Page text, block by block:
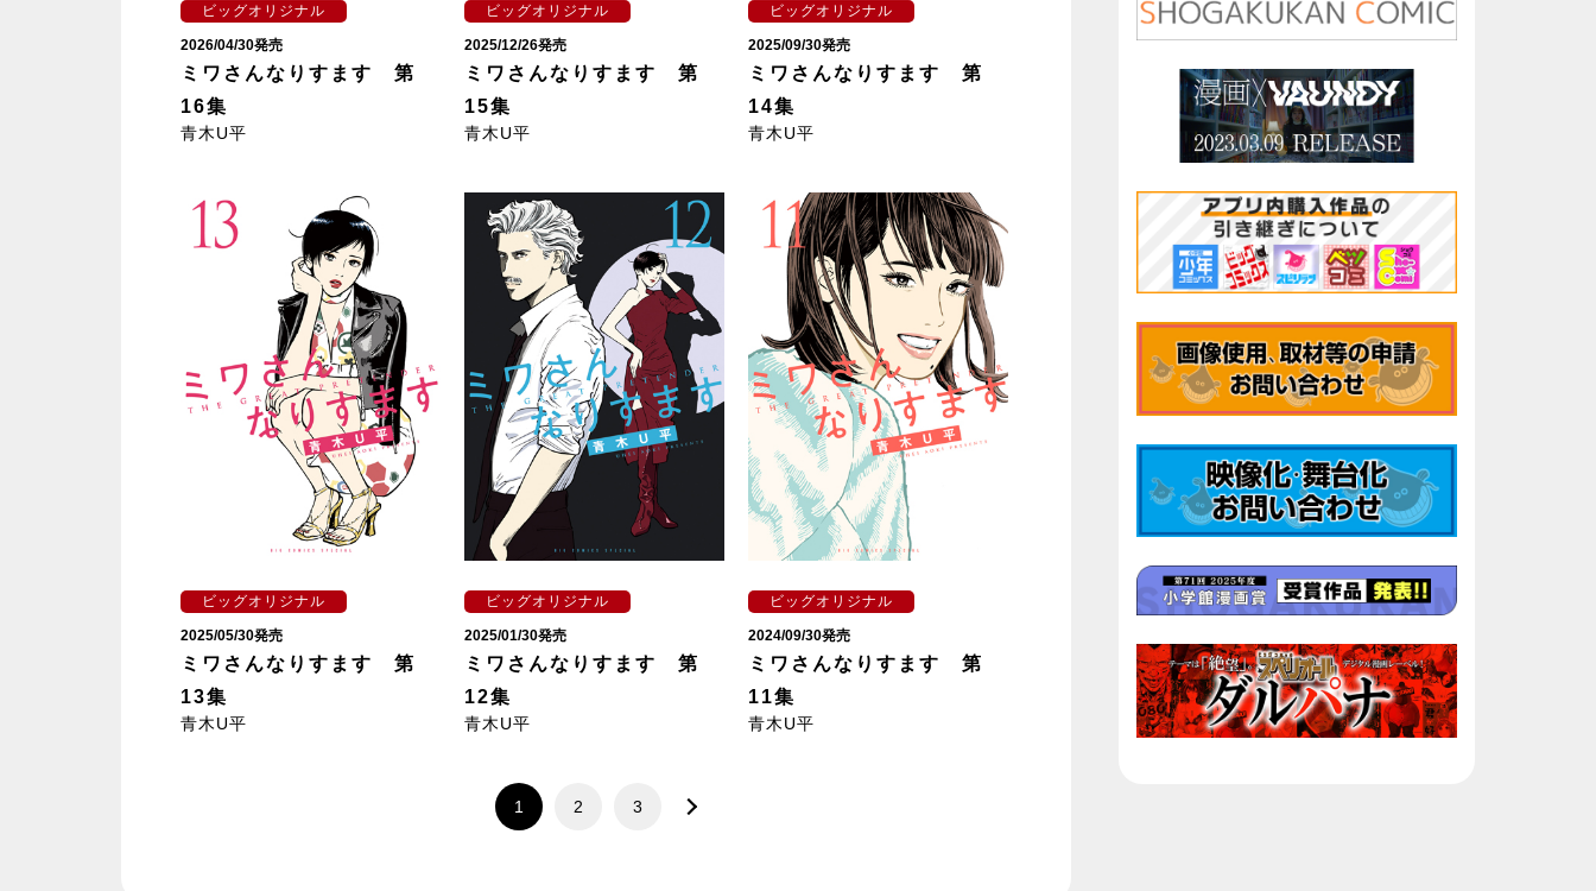
ビッグオリジナル
2026/04/30発売
ミワさんなりすます 第
16集
青木U平
ビッグオリジナル
2025/12/26発売
ミワさんなりすます 第
15集
青木U平
ビッグオリジナル
2025/09/30発売
ミワさんなりすます 第
14集
青木U平
ビッグオリジナル
2025/05/30発売
ミワさんなりすます 第
13集
青木U平
ビッグオリジナル
2025/01/30発売
ミワさんなりすます 第
12集
青木U平
ビッグオリジナル
2024/09/30発売
ミワさんなりすます 第
11集
青木U平
1 2 3